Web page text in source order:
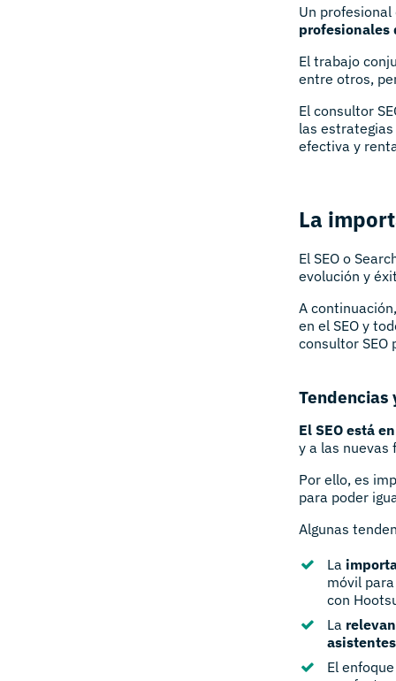
Un
El trabajo
entre otros,
El consultor
las
efectiva y
La
El SEO o
evolución y
A
en el SEO y
consultor SEO
Tendencias
El SEO está
y a las nuevas
Por ello, es
para poder
Algunas
La
móvil
con
La
El